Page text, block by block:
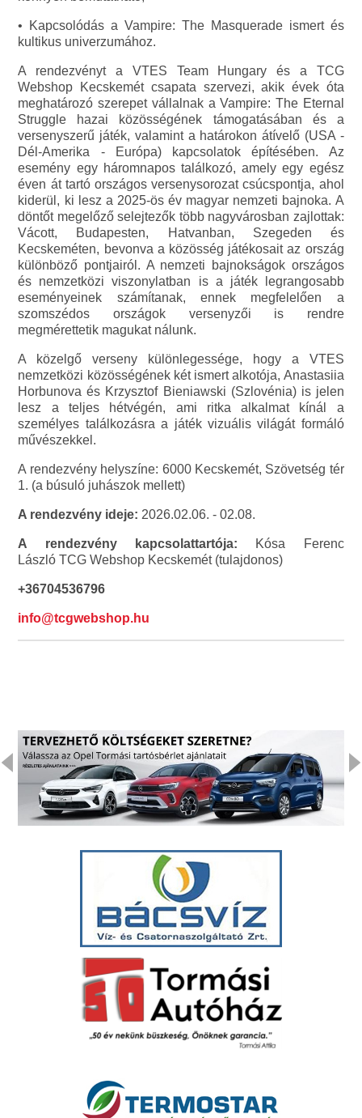
• Kapcsolódás a Vampire: The Masquerade ismert és
kultikus univerzumához.
A rendezvényt a VTES Team Hungary és a TCG
Webshop Kecskemét csapata szervezi, akik évek óta
meghatározó szerepet vállalnak a Vampire: The Eternal
Struggle hazai közösségének támogatásában és a
versenyszerű játék, valamint a határokon átívelő (USA -
Dél-Amerika - Európa) kapcsolatok építésében. Az
esemény egy háromnapos találkozó, amely egy egész
éven át tartó országos versenysorozat csúcspontja, ahol
kiderül, ki lesz a 2025-ös év magyar nemzeti bajnoka. A
döntőt megelőző selejtezők több nagyvárosban zajlottak:
Vácott, Budapesten, Hatvanban, Szegeden és
Kecskeméten, bevonva a közösség játékosait az ország
különböző pontjairól. A nemzeti bajnokságok országos
és nemzetközi viszonylatban is a játék legrangosabb
eseményeinek számítanak, ennek megfelelően a
szomszédos országok versenyzői is rendre
megmérettetik magukat nálunk.
A közelgő verseny különlegessége, hogy a VTES
nemzetközi közösségének két ismert alkotója, Anastasiia
Horbunova és Krzysztof Bieniawski (Szlovénia) is jelen
lesz a teljes hétvégén, ami ritka alkalmat kínál a
személyes találkozásra a játék vizuális világát formáló
művészekkel.
A rendezvény helyszíne: 6000 Kecskemét, Szövetség tér
1. (a búsuló juhászok mellett)
A rendezvény ideje: 2026.02.06. - 02.08.
A rendezvény kapcsolattartója: Kósa Ferenc
László TCG Webshop Kecskemét (tulajdonos)
+36704536796
info@tcgwebshop.hu